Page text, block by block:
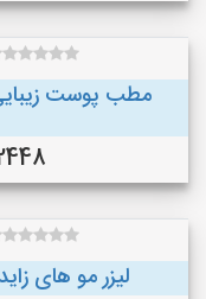
مطب پوست
لیزر مو های